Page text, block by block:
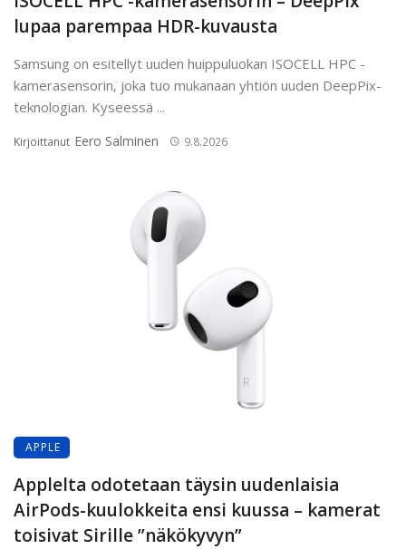
lupaa parempaa HDR-kuvausta
Samsung on esitellyt uuden huippuluokan ISOCELL HPC -
kamerasensorin, joka tuo mukanaan yhtiön uuden DeepPix-
teknologian. Kyseessä ...
Kirjoittanut Eero Salminen 9.8.2026
APPLE
Applelta odotetaan täysin uudenlaisia
AirPods-kuulokkeita ensi kuussa – kamerat
toisivat Sirille ”näkökyvyn”